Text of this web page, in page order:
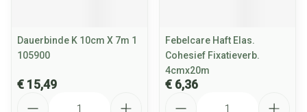
Dauerbinde K 10cm X 7m 1
105900
€ 15,49
Febelcare Haft Elas.
Cohesief Fixatieverb.
4cmx20m
€ 6,36